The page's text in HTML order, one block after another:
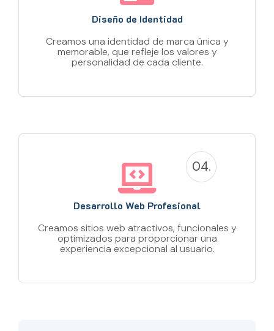
Diseño de Identidad
Creamos una identidad de marca única y
memorable, que refleje los valores y
personalidad de cada cliente.
Desarrollo Web Profesional
Creamos sitios web atractivos, funcionales y
optimizados para proporcionar una
experiencia excepcional al usuario.
04.